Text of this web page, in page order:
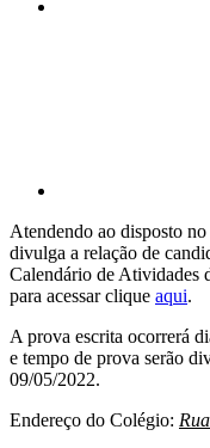
Atendendo ao disposto
divulga a relação de
Calendário de Atividades
para acessar clique aqui.
A prova escrita ocorrerá
e tempo de prova serão
09/05/2022.
Endereço do Colégio: